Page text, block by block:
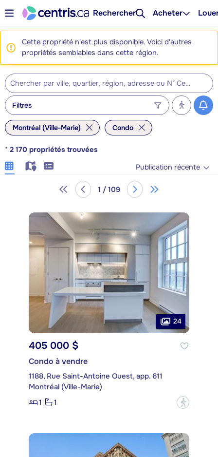
Rechercher Acheter
Cette propriété n'est plus disponible. Voici d'autres
propriétés semblables dans cette région.
Filtres
Montréal (Ville-Marie) Condo
* 2 170 propriétés trouvées
Publication récente
1 / 109
24
405 000 $
Condo à vendre
1188, Rue Saint-Antoine Ouest, app. 611
Montréal (Ville-Marie)
1
1 ?